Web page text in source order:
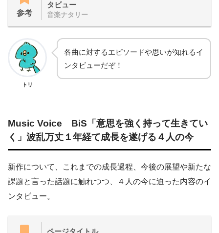
参考
タビュー
音楽ナタリー
トリ
各曲に対するエピソードや思いが知れるイ
ンタビューだぞ！
Music Voice BiS「意思を強く持って生きてい
く」波乱万丈１年経て成長を遂げる４人の今
新作について、これまでの成長過程、今後の展望や新たな
課題と言った話題に触れつつ、４人の今に迫った内容のイ
ンタビュー。
ページタイトル